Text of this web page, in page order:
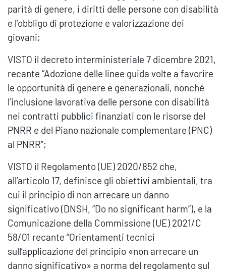
parità di genere, i diritti delle persone con disabilità
e l’obbligo di protezione e valorizzazione dei
giovani;
VISTO il decreto interministeriale 7 dicembre 2021,
recante “Adozione delle linee guida volte a favorire
le opportunità di genere e generazionali, nonché
l’inclusione lavorativa delle persone con disabilità
nei contratti pubblici finanziati con le risorse del
PNRR e del Piano nazionale complementare (PNC)
al PNRR”;
VISTO il Regolamento (UE) 2020/852 che,
all’articolo 17, definisce gli obiettivi ambientali, tra
cui il principio di non arrecare un danno
significativo (DNSH, “Do no significant harm”), e la
Comunicazione della Commissione (UE) 2021/C
58/01 recante “Orientamenti tecnici
sull’applicazione del principio «non arrecare un
danno significativo» a norma del regolamento sul